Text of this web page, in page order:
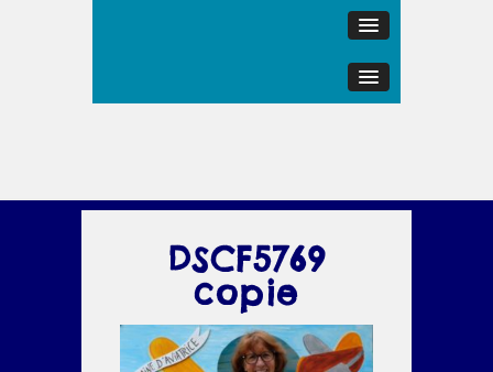
DSCF5769
copie